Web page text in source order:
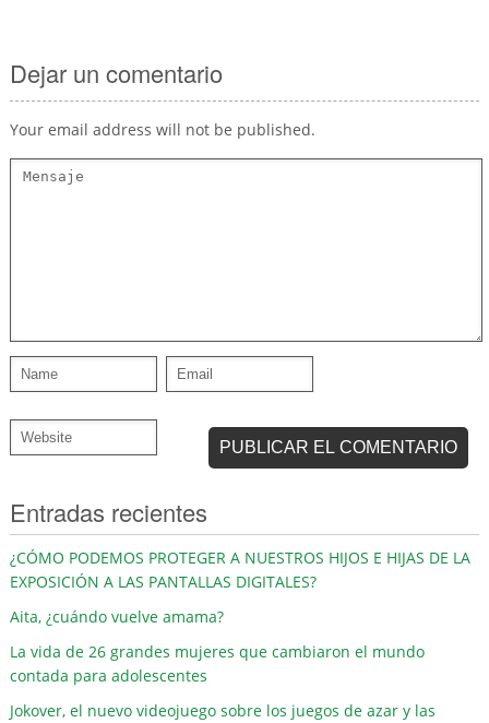
Dejar un comentario
Your email address will not be published.
Entradas recientes
¿CÓMO PODEMOS PROTEGER A NUESTROS HIJOS E HIJAS DE LA
EXPOSICIÓN A LAS PANTALLAS DIGITALES?
Aita, ¿cuándo vuelve amama?
La vida de 26 grandes mujeres que cambiaron el mundo
contada para adolescentes
Jokover, el nuevo videojuego sobre los juegos de azar y las